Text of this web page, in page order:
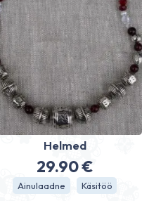
Helmed
29.90€
Ainulaadne Käsitöö